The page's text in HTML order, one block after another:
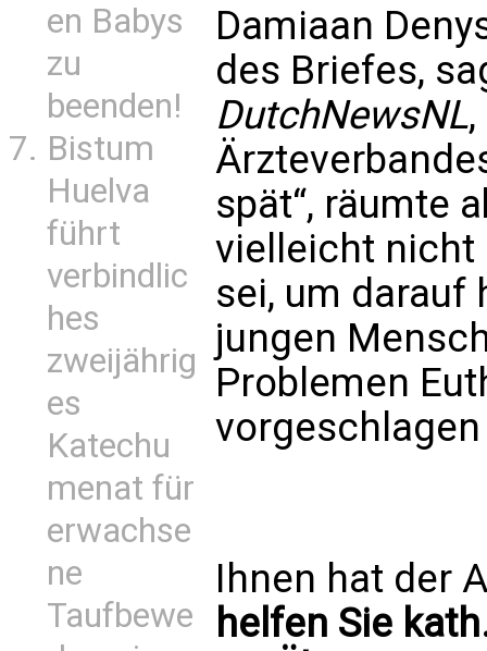
en Babys
zu
beenden!
Bistum
Huelva
führt
verbindlic
hes
zweijährig
es
Katechu
menat für
erwachse
ne
Taufbewe
Damiaan
des Briefes,
DutchNewsNL
spät“, räumte
vielleicht nicht
sei, um darauf
jungen
Problemen
Ihnen hat der
helfen Sie